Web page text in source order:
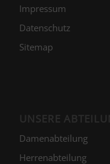
Impressum
Datenschutz
Sitemap
UNSERE
Damenabteilung
Herrenabteilung